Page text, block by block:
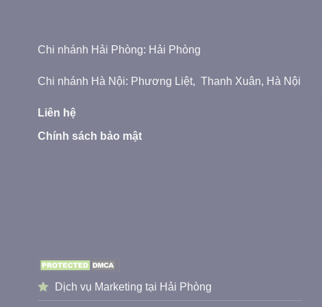
Chi nhánh Hải Phòng: Hải Phòng
Chi nhánh Hà Nội: Phương Liệt, Thanh Xuân, Hà Nội
Liên hệ
Chính sách bảo mật
Dịch vụ Marketing tại Hải Phòng